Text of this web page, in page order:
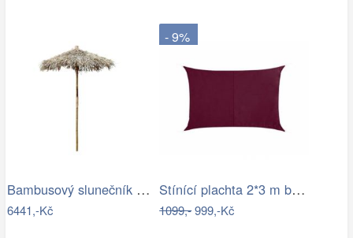
Bambusový slunečník se střechou z listů…
6441,-Kč
- 9%
Stínící plachta 2*3 m bordó
1099,-999,-Kč